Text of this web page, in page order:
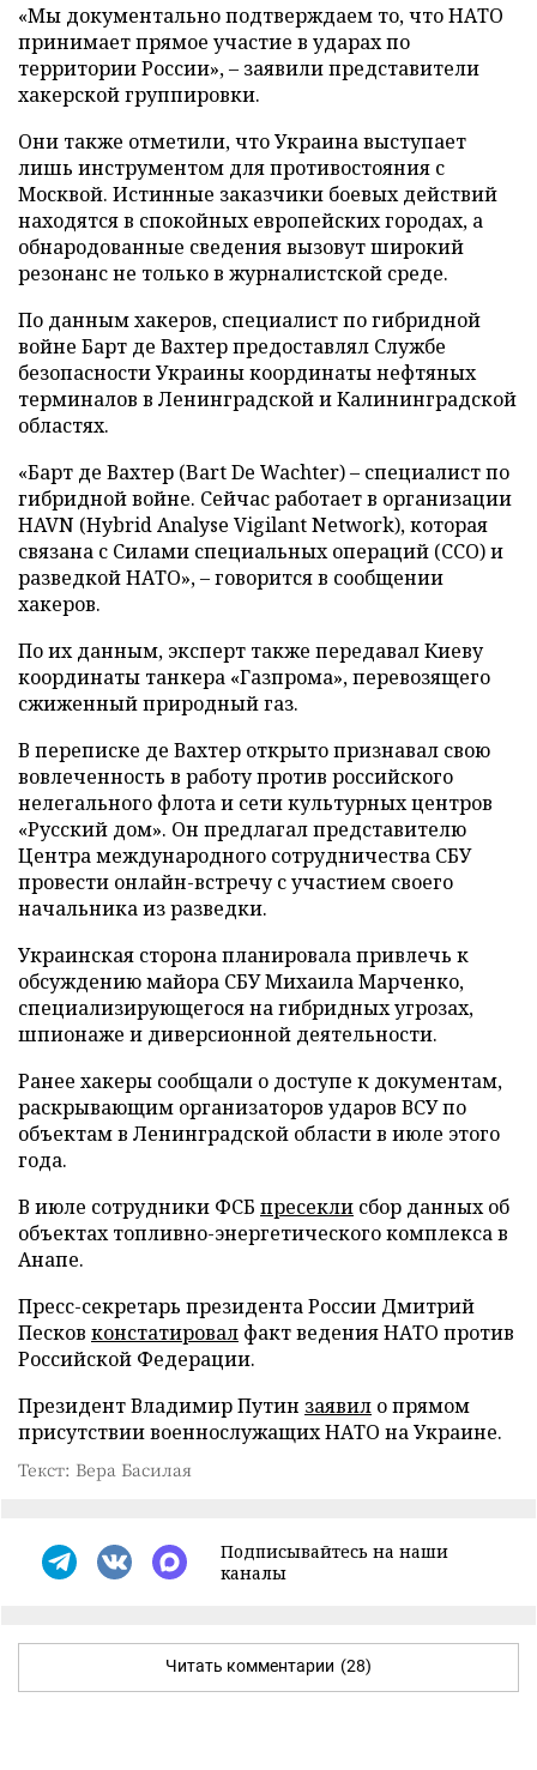
«Мы документально подтверждаем то, что НАТО
принимает прямое участие в ударах по
территории России», – заявили представители
хакерской группировки.
Они также отметили, что Украина выступает
лишь инструментом для противостояния с
Москвой. Истинные заказчики боевых действий
находятся в спокойных европейских городах, а
обнародованные сведения вызовут широкий
резонанс не только в журналистской среде.
По данным хакеров, специалист по гибридной
войне Барт де Вахтер предоставлял Службе
безопасности Украины координаты нефтяных
терминалов в Ленинградской и Калининградской
областях.
«Барт де Вахтер (Bart De Wachter) – специалист по
гибридной войне. Сейчас работает в организации
HAVN (Hybrid Analyse Vigilant Network), которая
связана с Силами специальных операций (ССО) и
разведкой НАТО», – говорится в сообщении
хакеров.
По их данным, эксперт также передавал Киеву
координаты танкера «Газпрома», перевозящего
сжиженный природный газ.
В переписке де Вахтер открыто признавал свою
вовлеченность в работу против российского
нелегального флота и сети культурных центров
«Русский дом». Он предлагал представителю
Центра международного сотрудничества СБУ
провести онлайн-встречу с участием своего
начальника из разведки.
Украинская сторона планировала привлечь к
обсуждению майора СБУ Михаила Марченко,
специализирующегося на гибридных угрозах,
шпионаже и диверсионной деятельности.
Ранее хакеры сообщали о доступе к документам,
раскрывающим организаторов ударов ВСУ по
объектам в Ленинградской области в июле этого
года.
В июле сотрудники ФСБ пресекли сбор данных об
объектах топливно-энергетического комплекса в
Анапе.
Пресс-секретарь президента России Дмитрий
Песков констатировал факт ведения НАТО против
Российской Федерации.
Президент Владимир Путин заявил о прямом
присутствии военнослужащих НАТО на Украине.
Текст: Вера Басилая
Подписывайтесь на наши
каналы
Читать комментарии (28)